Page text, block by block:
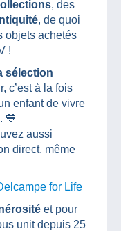
, des
, de quoi
objets achetés
!
sélection
c’est à la fois
enfant de vivre
💙
aussi
direct, même
for Life
et pour
unit depuis 25